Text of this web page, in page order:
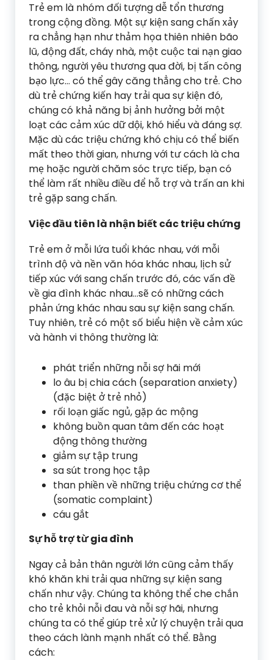
Trẻ em là nhóm đối tượng dễ tổn thương
trong cộng đồng. Một sự kiện sang chấn xảy
ra chẳng hạn như thảm họa thiên nhiên bão
lũ, động đất, cháy nhà, một cuộc tai nạn giao
thông, người yêu thương qua đời, bị tấn công
bạo lực… có thể gây căng thẳng cho trẻ. Cho
dù trẻ chứng kiến hay trải qua sự kiện đó,
chúng có khả năng bị ảnh hưởng bởi một
loạt các cảm xúc dữ dội, khó hiểu và đáng sợ.
Mặc dù các triệu chứng khó chịu có thể biến
mất theo thời gian, nhưng với tư cách là cha
mẹ hoặc người chăm sóc trực tiếp, bạn có
thể làm rất nhiều điều để hỗ trợ và trấn an khi
trẻ gặp sang chấn.
Việc đầu tiên là nhận biết các triệu chứng
Trẻ em ở mỗi lứa tuổi khác nhau, với mỗi
trình độ và nền văn hóa khác nhau, lịch sử
tiếp xúc với sang chấn trước đó, các vấn đề
về gia đình khác nhau…sẽ có những cách
phản ứng khác nhau sau sự kiện sang chấn.
Tuy nhiên, trẻ có một số biểu hiện về cảm xúc
và hành vi thông thường là:
phát triển những nỗi sợ hãi mới
lo âu bị chia cách (separation anxiety)
(đặc biệt ở trẻ nhỏ)
rối loạn giấc ngủ, gặp ác mộng
không buồn quan tâm đến các hoạt
động thông thường
giảm sự tập trung
sa sút trong học tập
than phiền về những triệu chứng cơ thể
(somatic complaint)
cáu gắt
Sự hỗ trợ từ gia đình
Ngay cả bản thân người lớn cũng cảm thấy
khó khăn khi trải qua những sự kiện sang
chấn như vậy. Chúng ta không thể che chắn
cho trẻ khỏi nỗi đau và nỗi sợ hãi, nhưng
chúng ta có thể giúp trẻ xử lý chuyện trải qua
theo cách lành mạnh nhất có thể. Bằng
cách: